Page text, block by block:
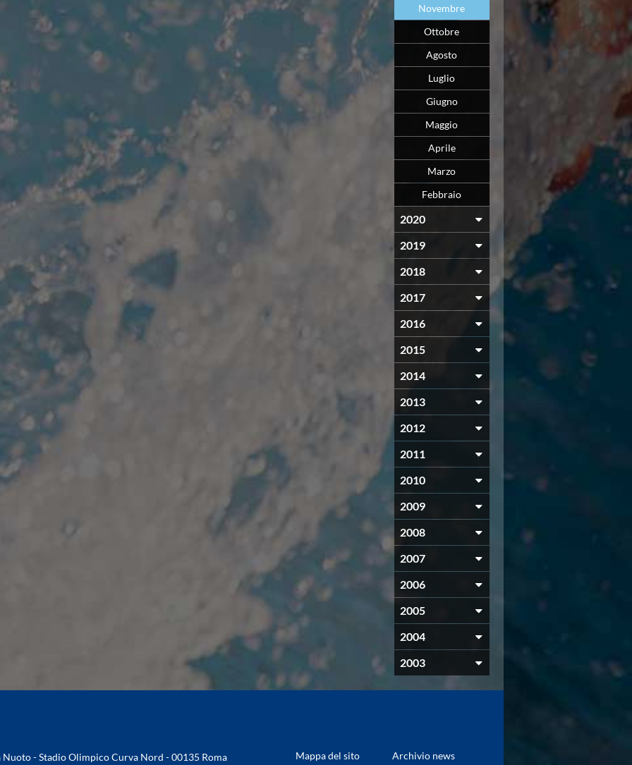
Novembre
Ottobre
Agosto
Luglio
Giugno
Maggio
Aprile
Marzo
Febbraio
2020
2019
2018
2017
2016
2015
2014
2013
2012
2011
2010
2009
2008
2007
2006
2005
2004
2003
- Stadio Olimpico Curva Nord - 00135 Roma
Mappa del sito Archivio news